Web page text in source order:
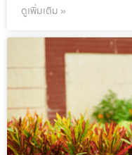
ดูเพิ่มเติม »